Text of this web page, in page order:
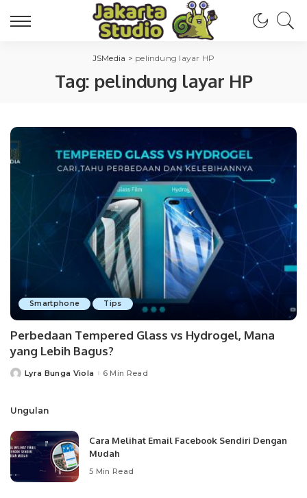
JSMedia > pelindung layar HP
Tag: pelindung layar HP
Smartphone Tips
Perbedaan Tempered Glass vs Hydrogel, Mana
yang Lebih Bagus?
PostedLyra Bunga Viola 6 Min Read
Ungulan
Cara Melihat Email Facebook Sendiri Dengan
Mudah
5 Min Read